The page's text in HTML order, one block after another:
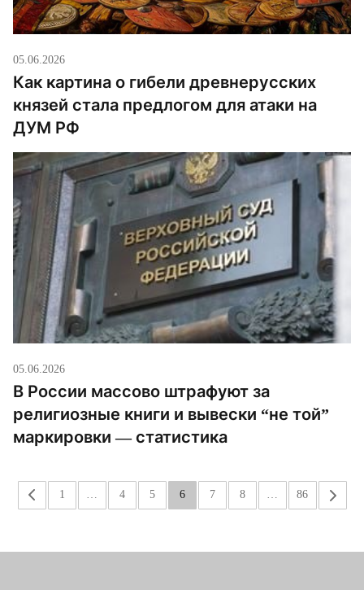
05.06.2026
Как картина о гибели древнерусских
князей стала предлогом для атаки на
ДУМ РФ
05.06.2026
В России массово штрафуют за
религиозные книги и вывески “не той”
маркировки — статистика
« 1 4 5 6 7 8 86 »